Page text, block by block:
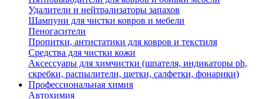
Удалители и нейтрализаторы запахов
Шампуни для чистки ковров и мебели
Пеногасители
Пропитки, антистатики для ковров и текстиля
Средства для чистки кожи
Аксессуары для химчистки (шпателя, индикаторы ph,
скребки, распылители, щетки, салфетки, фонарики)
Профессиональная химия
Автохимия